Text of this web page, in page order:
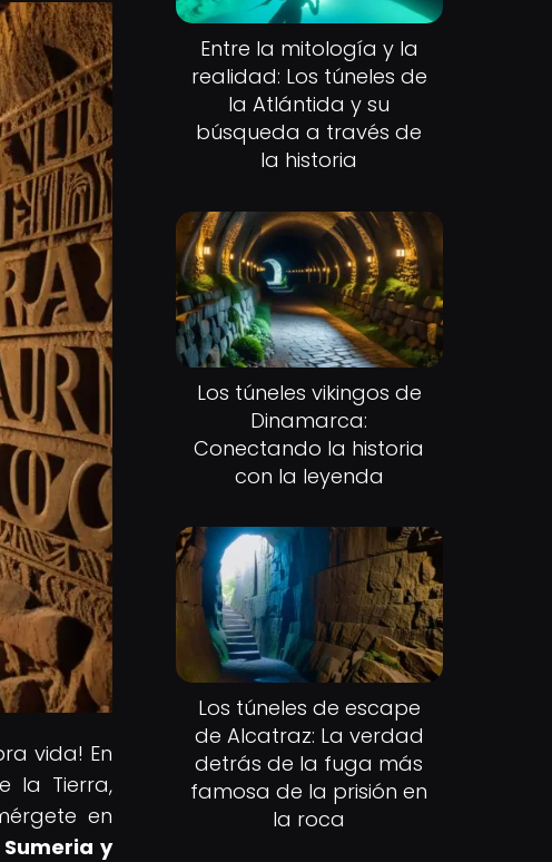
vida! En
la Tierra,
en
y
Entre la mitología y la
realidad: Los túneles de
la Atlántida y su
búsqueda a través de
la historia
Los túneles vikingos de
Dinamarca:
Conectando la historia
con la leyenda
Los túneles de escape
de Alcatraz: La verdad
detrás de la fuga más
famosa de la prisión en
la roca